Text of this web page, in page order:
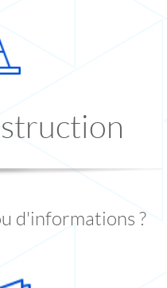
d'informations ?